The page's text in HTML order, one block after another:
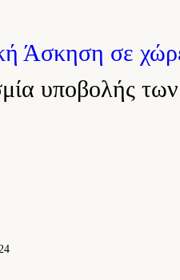
Άσκηση σε
υποβολής